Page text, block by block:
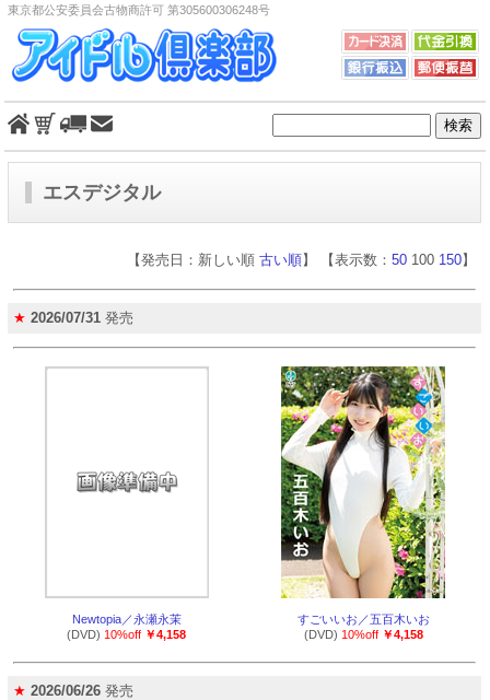
東京都公安委員会古物商許可 第305600306248号
エスデジタル
【発売日：新しい順古い順】 【表示数：50 100 150】
★ 2026/07/31 発売
Newtopia／永瀬永茉
(DVD) 10%off ￥4,158
すごいいお／五百木いお
(DVD) 10%off ￥4,158
★ 2026/06/26 発売